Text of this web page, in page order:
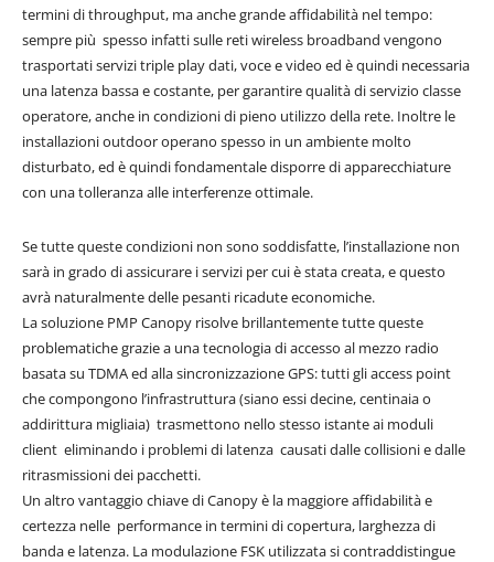
termini di throughput, ma anche grande affidabilità nel tempo:
sempre più spesso infatti sulle reti wireless broadband vengono
trasportati servizi triple play dati, voce e video ed è quindi necessaria
una latenza bassa e costante, per garantire qualità di servizio classe
operatore, anche in condizioni di pieno utilizzo della rete. Inoltre le
installazioni outdoor operano spesso in un ambiente molto
disturbato, ed è quindi fondamentale disporre di apparecchiature
con una tolleranza alle interferenze ottimale.
Se tutte queste condizioni non sono soddisfatte, l’installazione non
sarà in grado di assicurare i servizi per cui è stata creata, e questo
avrà naturalmente delle pesanti ricadute economiche.
La soluzione PMP Canopy risolve brillantemente tutte queste
problematiche grazie a una tecnologia di accesso al mezzo radio
basata su TDMA ed alla sincronizzazione GPS: tutti gli access point
che compongono l’infrastruttura (siano essi decine, centinaia o
addirittura migliaia) trasmettono nello stesso istante ai moduli
client eliminando i problemi di latenza causati dalle collisioni e dalle
ritrasmissioni dei pacchetti.
Un altro vantaggio chiave di Canopy è la maggiore affidabilità e
certezza nelle performance in termini di copertura, larghezza di
banda e latenza. La modulazione FSK utilizzata si contraddistingue